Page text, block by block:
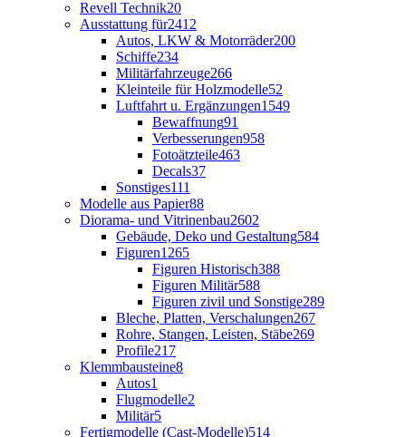
Revell Technik20
Ausstattung für2412
Autos, LKW & Motorräder200
Schiffe234
Militärfahrzeuge266
Kleinteile für Holzmodelle52
Luftfahrt u. Ergänzungen1549
Bewaffnung91
Verbesserungen958
Fotoätzteile463
Decals37
Sonstiges111
Modelle aus Papier88
Diorama- und Vitrinenbau2602
Gebäude, Deko und Gestaltung584
Figuren1265
Figuren Historisch388
Figuren Militär588
Figuren zivil und Sonstige289
Bleche, Platten, Verschalungen267
Rohre, Stangen, Leisten, Stäbe269
Profile217
Klemmbausteine8
Autos1
Flugmodelle2
Militär5
Fertigmodelle (Cast-Modelle)514